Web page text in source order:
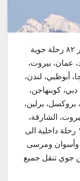
تسير مصرللطيران غدا الأحد ٢٨ نوفمبر ٨٢ رحلة جوية
عمان، بيروت،
أبوظبي، لندن،
كوبنهاجن،
بروكسل، برلين،
الشارقة،
نيروبي، عنتيبي، أديس أبابا، أسمرة و١٩ رحلة داخلية الى
وأسوان ومرسى
و٦ رحلات شحن جوي تنقل جميع